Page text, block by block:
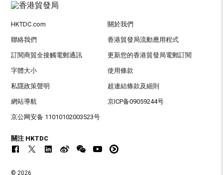
HKTDC.com 關於我們
聯絡我們 香港貿發局流動應用程式
訂閱商貿全接觸電郵通訊 更新您的香港貿發局電郵訂閱
字體大小 使用條款
私隱政策聲明 超連結條款及細則
網站導航 京ICP备09059244号
京公网安备 11010102003523号
關注 HKTDC
© 2026